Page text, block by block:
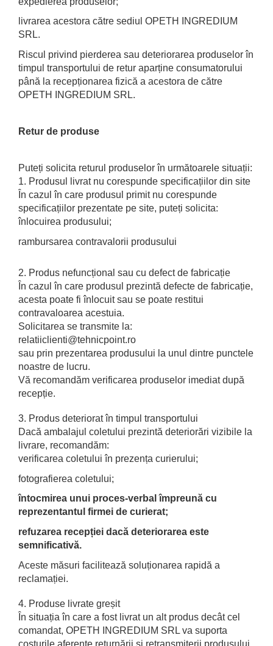
livrarea acestora către sediul OPETH INGREDIUM
SRL.
Riscul privind pierderea sau deteriorarea produselor în
timpul transportului de retur aparține consumatorului
până la recepționarea fizică a acestora de către
OPETH INGREDIUM SRL.
Retur de produse
Puteți solicita returul produselor în următoarele situații:
1. Produsul livrat nu corespunde specificațiilor din site
În cazul în care produsul primit nu corespunde
specificațiilor prezentate pe site, puteți solicita:
înlocuirea produsului;
rambursarea contravalorii produsului
2. Produs nefuncțional sau cu defect de fabricație
În cazul în care produsul prezintă defecte de fabricație,
acesta poate fi înlocuit sau se poate restitui
contravaloarea acestuia.
Solicitarea se transmite la:
relatiiclienti@tehnicpoint.ro
sau prin prezentarea produsului la unul dintre punctele
noastre de lucru.
Vă recomandăm verificarea produselor imediat după
recepție.
3. Produs deteriorat în timpul transportului
Dacă ambalajul coletului prezintă deteriorări vizibile la
livrare, recomandăm:
verificarea coletului în prezența curierului;
fotografierea coletului;
întocmirea unui proces-verbal împreună cu
reprezentantul firmei de curierat;
refuzarea recepției dacă deteriorarea este
semnificativă.
Aceste măsuri facilitează soluționarea rapidă a
reclamației.
4. Produse livrate greșit
În situația în care a fost livrat un alt produs decât cel
comandat, OPETH INGREDIUM SRL va suporta
costurile aferente returnării și retransmiterii produsului